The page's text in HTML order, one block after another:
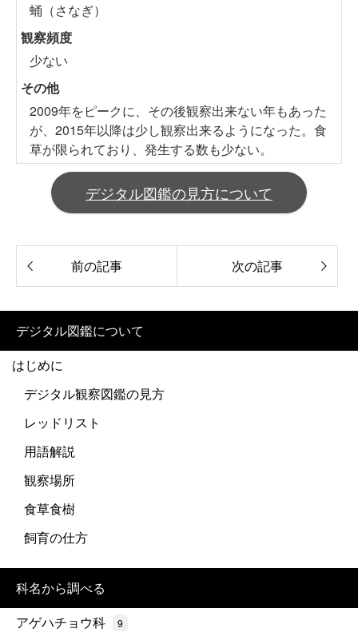
蛹（さなぎ）
観察頻度
少ない
その他
2009年をピークに、その後観察出来ない年もあった
が、2015年以降は少し観察出来るようになった。食
草が限られており、発生する数も少ない。
デジタル図鑑の見方について
前の記事 次の記事
デジタル図鑑について
はじめに
デジタル観察図鑑の見方
レッドリスト
用語解説
観察場所
食草食樹
飼育の仕方
科名から調べる
アゲハチョウ科
9